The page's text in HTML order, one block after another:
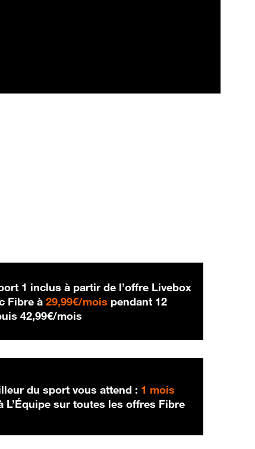
1 inclus à partir de l’offre Livebox
Fibre à29,99€/mois 29,99 € par mois
pendant 12
42,99€/mois
du sport vous attend : 1 mois
L’Équipe sur toutes les offres Fibre